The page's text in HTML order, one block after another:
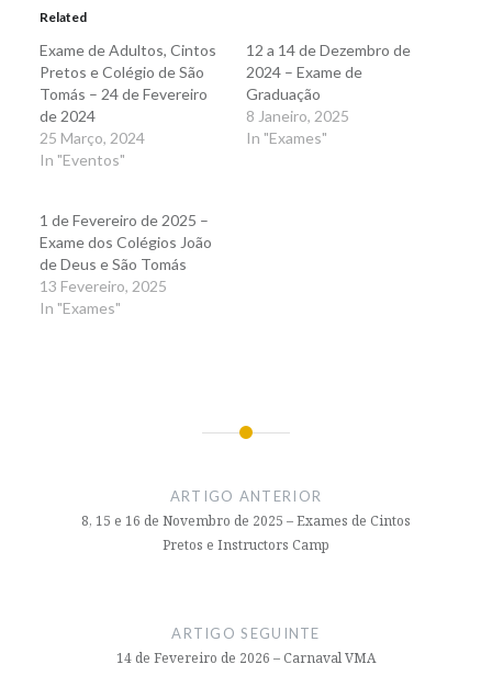
Related
Exame de Adultos, Cintos
Pretos e Colégio de São
Tomás – 24 de Fevereiro
de 2024
25 Março, 2024
In "Eventos"
12 a 14 de Dezembro de
2024 – Exame de
Graduação
8 Janeiro, 2025
In "Exames"
1 de Fevereiro de 2025 –
Exame dos Colégios João
de Deus e São Tomás
13 Fevereiro, 2025
In "Exames"
artigos
ARTIGO ANTERIOR
8, 15 e 16 de Novembro de 2025 – Exames de Cintos
Pretos e Instructors Camp
ARTIGO SEGUINTE
14 de Fevereiro de 2026 – Carnaval VMA